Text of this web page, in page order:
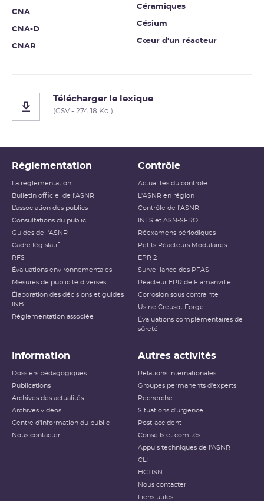
CNA
CNA-D
CNAR
Céramiques
Césium
Cœur d'un réacteur
Télécharger le lexique
(CSV - 274.18 Ko )
Réglementation
La réglementation
Bulletin officiel de l'ASNR
L’association des publics
Consultations du public
Guides de l'ASNR
Cadre législatif
RFS
Évaluations environnementales
Mesures de publicité diverses
Élaboration des décisions et guides
INB
Réglementation associée
Contrôle
Actualités du contrôle
L'ASNR en région
Contrôle de l'ASNR
INES et ASN-SFRO
Réexamens périodiques
Petits Réacteurs Modulaires
EPR 2
Surveillance des PFAS
Réacteur EPR de Flamanville
Corrosion sous contrainte
Usine Creusot Forge
Évaluations complémentaires de
sûreté
Information
Dossiers pédagogiques
Publications
Archives des actualités
Archives vidéos
Centre d'information du public
Nous contacter
Autres activités
Relations internationales
Groupes permanents d'experts
Recherche
Situations d'urgence
Post-accident
Conseils et comités
Appuis techniques de l'ASNR
CLI
HCTISN
Nous contacter
Liens utiles